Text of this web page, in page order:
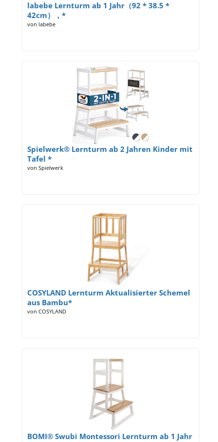
labebe Lernturm ab 1 Jahr（92 * 38.5 *
42cm），*
von labebe
Spielwerk® Lernturm ab 2 Jahren Kinder mit
Tafel *
von Spielwerk
COSYLAND Lernturm Aktualisierter Schemel
aus Bambu*
von COSYLAND
BOMI® Swubi Montessori Lernturm ab 1 Jahr